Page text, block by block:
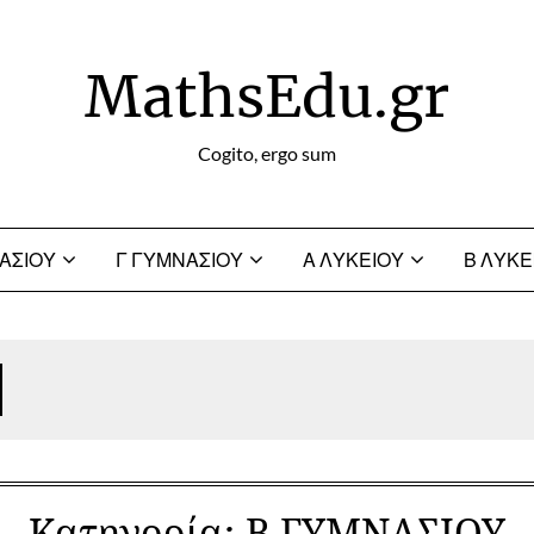
MathsEdu.gr
Cogito, ergo sum
Γ ΓΥΜΝΑΣΙΟΥ Α ΛΥΚΕΙΟΥ Β